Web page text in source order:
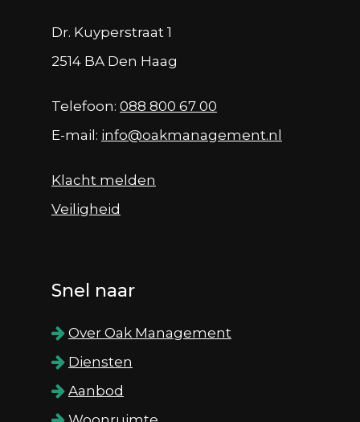
Dr. Kuyperstraat 1
2514 BA Den Haag
Telefoon: 088 800 67 00
E-mail: info@oakmanagement.nl
Klacht melden
Veiligheid
Snel naar
Over Oak Management
Diensten
Aanbod